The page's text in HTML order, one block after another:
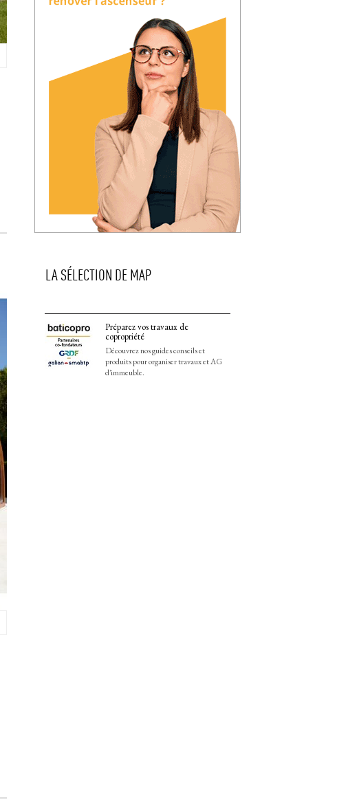
LA SÉLECTION DE MAP
Préparez vos travaux de
copropriété
Découvrez nos guides conseils et
produits pour organiser travaux et AG
d'immeuble.